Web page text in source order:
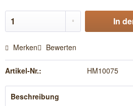
In
Merken Bewerten
Artikel-Nr.: HM10075
Beschreibung